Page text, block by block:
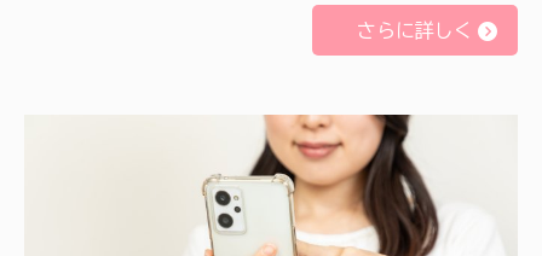
さらに詳しく